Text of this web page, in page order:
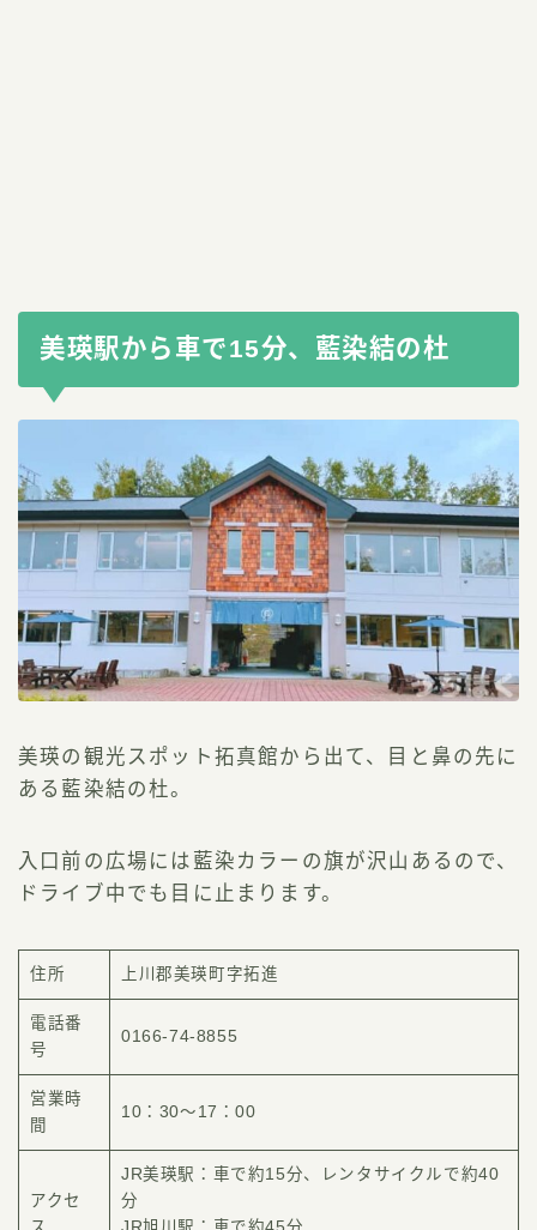
美瑛駅から車で15分、藍染結の杜
美瑛の観光スポット拓真館から出て、目と鼻の先に
ある藍染結の杜。
入口前の広場には藍染カラーの旗が沢山あるので、
ドライブ中でも目に止まります。
住所 上川郡美瑛町字拓進
電話番
号
0166-74-8855
営業時
間
10：30〜17：00
アクセ
JR美瑛駅：車で約15分、レンタサイクルで約40
分